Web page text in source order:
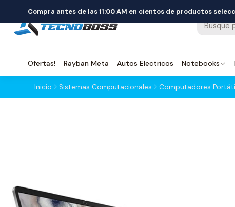
Ofertas! Rayban Meta Autos Electricos Notebooks
Compra antes de las 11:00 AM en cientos de productos
Inicio Sistemas Computacionales Computadores